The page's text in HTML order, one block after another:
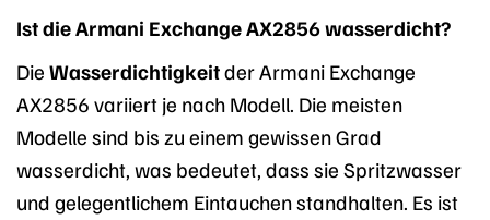
Ist die Armani Exchange AX2856 wasserdicht?
Die Wasserdichtigkeitder Armani Exchange
AX2856 variiert je nach Modell. Die meisten
Modelle sind bis zu einem gewissen Grad
wasserdicht, was bedeutet, dass sie Spritzwasser
und gelegentlichem Eintauchen standhalten. Es ist